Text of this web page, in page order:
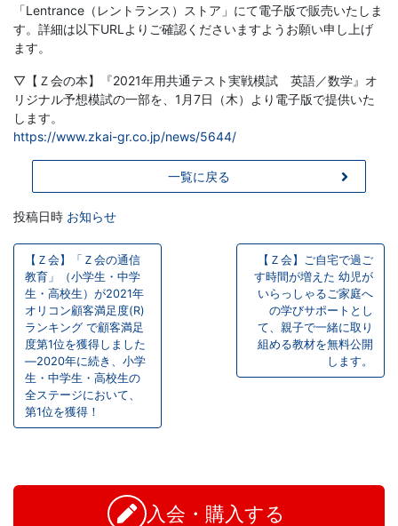
は、
や
が
て、
力
以
上
の
差
つ
「Lentrance（レントランス）ストア」にて電子版で販売いたしま
す。詳細は以下URLよりご確認くださいますようお願い申し上げ
ます。
▽【Ｚ会の本】『2021年用共通テスト実戦模試 英語／数学』オ
リジナル予想模試の一部を、1月7日（木）より電子版で提供いた
します。
https://www.zkai-gr.co.jp/news/5644/
一覧に戻る
投稿日時 お知らせ
投
稿
ナ
ビ
ゲ
ー
シ
ン
【Ｚ会】「Ｚ会の通信
教育」（小学生・中学
生・高校生）が2021年
オリコン顧客満足度(R)
ランキング で顧客満足
度第1位を獲得しました
―2020年に続き、小学
生・中学生・高校生の
全ステージにおいて、
第1位を獲得！
【Ｚ会】ご自宅で過ご
す時間が増えた 幼児が
いらっしゃるご家庭へ
の学びサポートとし
て、親子で一緒に取り
組める教材を無料公開
します。
入会・購入する